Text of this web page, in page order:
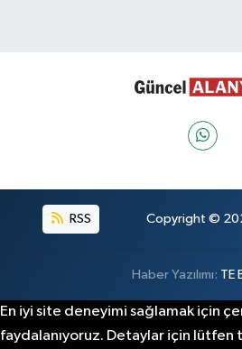
RSS Copyright ©
Haber Yazılımı: TE
En iyi site deneyimi sağlamak için
faydalanıyoruz. Detaylar için lütfen